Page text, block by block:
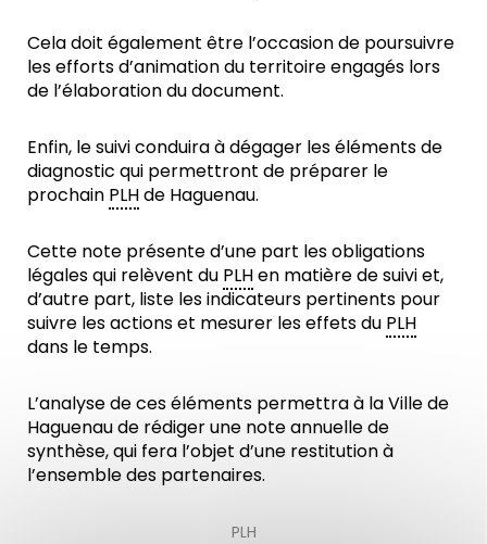
Cela doit également être l’occasion de poursuivre
les efforts d’animation du territoire engagés lors
de l’élaboration du document.
Enfin, le suivi conduira à dégager les éléments de
diagnostic qui permettront de préparer le
prochain PLHde Haguenau.
Cette note présente d’une part les obligations
légales qui relèvent du PLHen matière de suivi et,
d’autre part, liste les indicateurs pertinents pour
suivre les actions et mesurer les effets du PLH
dans le temps.
L’analyse de ces éléments permettra à la Ville de
Haguenau de rédiger une note annuelle de
synthèse, qui fera l’objet d’une restitution à
l’ensemble des partenaires.
PLH